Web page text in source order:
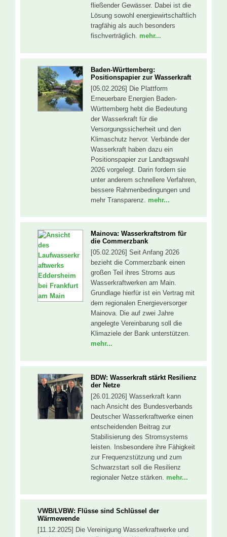
fließender Gewässer. Dabei ist die
Lösung sowohl energiewirtschaftlich
tragfähig als auch besonders
fischverträglich. mehr...
Baden-Württemberg:
Positionspapier zur Wasserkraft
[05.02.2026] Die Plattform
Erneuerbare Energien Baden-
Württemberg hebt die Bedeutung
der Wasserkraft für die
Versorgungssicherheit und den
Klimaschutz hervor. Verbände der
Wasserkraft haben dazu ein
Positionspapier zur Landtagswahl
2026 vorgelegt. Darin fordern sie
unter anderem schnellere Verfahren,
bessere Rahmenbedingungen und
mehr Transparenz. mehr...
Mainova: Wasserkraftstrom für
die Commerzbank
[05.02.2026] Seit Anfang 2026
bezieht die Commerzbank einen
großen Teil ihres Stroms aus
Wasserkraftwerken am Main.
Grundlage hierfür ist ein Vertrag mit
dem regionalen Energieversorger
Mainova. Die auf zwei Jahre
angelegte Vereinbarung soll die
Klimaziele der Bank unterstützen.
mehr...
BDW: Wasserkraft stärkt Resilienz
der Netze
[26.01.2026] Wasserkraft kann
nach Ansicht des Bundesverbands
Deutscher Wasserkraftwerke einen
entscheidenden Beitrag zur
Stabilisierung des Stromsystems
leisten. Insbesondere ihre Fähigkeit
zur Frequenzstützung und zum
Schwarzstart soll die Resilienz
regionaler Netze stärken. mehr...
VWB/LVBW: Flüsse sind Schlüssel der
Wärmewende
[11.12.2025] Die Vereinigung Wasserkraftwerke und